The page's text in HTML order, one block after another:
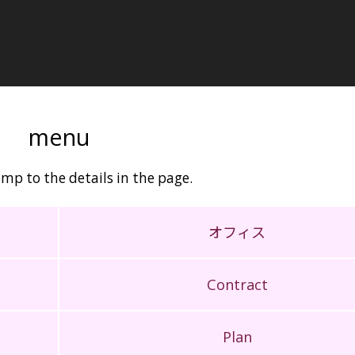
menu
to the details in the page.
オフィス
Contract
Plan